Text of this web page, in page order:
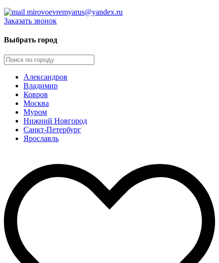
mirovoevremyarus@yandex.ru
Заказать звонок
Выбрать город
Александров
Владимир
Ковров
Москва
Муром
Нижний Новгород
Санкт-Петербург
Ярославль